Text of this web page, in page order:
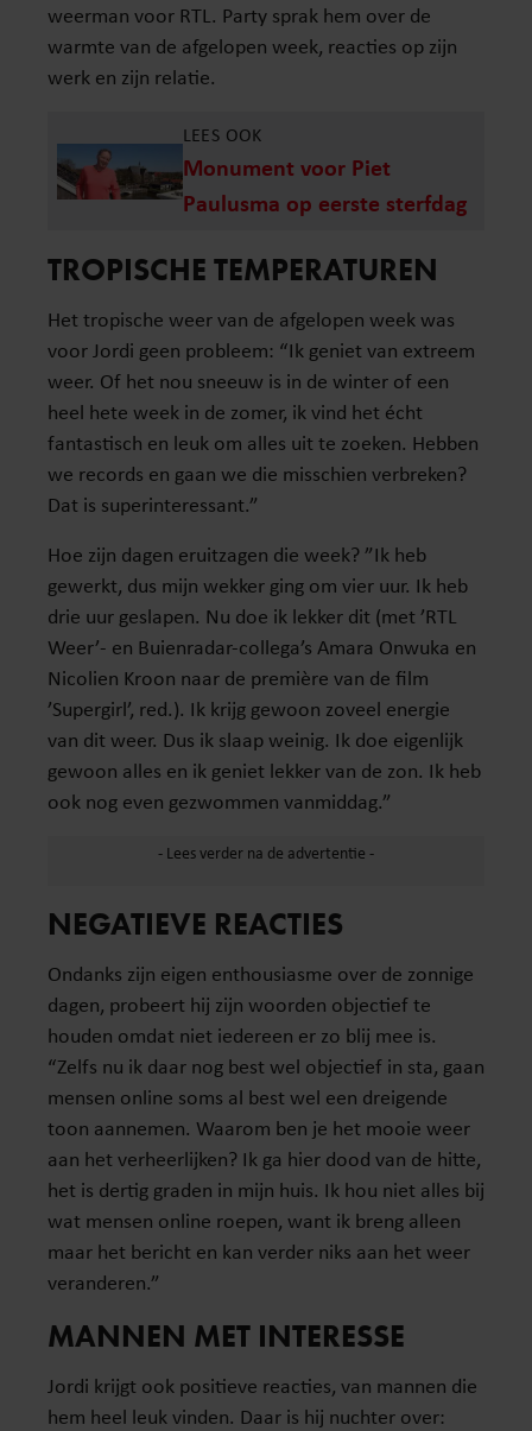
weerman voor RTL. Party sprak hem over de
warmte van de afgelopen week, reacties op zijn
werk en zijn relatie.
LEES OOK
Monument voor Piet
Paulusma op eerste sterfdag
TROPISCHE TEMPERATUREN
Het tropische weer van de afgelopen week was
voor Jordi geen probleem: “Ik geniet van extreem
weer. Of het nou sneeuw is in de winter of een
heel hete week in de zomer, ik vind het écht
fantastisch en leuk om alles uit te zoeken. Hebben
we records en gaan we die misschien verbreken?
Dat is superinteressant.”
Hoe zijn dagen eruitzagen die week? ”Ik heb
gewerkt, dus mijn wekker ging om vier uur. Ik heb
drie uur geslapen. Nu doe ik lekker dit (met ’RTL
Weer’- en Buienradar-collega’s Amara Onwuka en
Nicolien Kroon naar de première van de film
’Supergirl’, red.). Ik krijg gewoon zoveel energie
van dit weer. Dus ik slaap weinig. Ik doe eigenlijk
gewoon alles en ik geniet lekker van de zon. Ik heb
ook nog even gezwommen vanmiddag.”
NEGATIEVE REACTIES
Ondanks zijn eigen enthousiasme over de zonnige
dagen, probeert hij zijn woorden objectief te
houden omdat niet iedereen er zo blij mee is.
“Zelfs nu ik daar nog best wel objectief in sta, gaan
mensen online soms al best wel een dreigende
toon aannemen. Waarom ben je het mooie weer
aan het verheerlijken? Ik ga hier dood van de hitte,
het is dertig graden in mijn huis. Ik hou niet alles bij
wat mensen online roepen, want ik breng alleen
maar het bericht en kan verder niks aan het weer
veranderen.”
MANNEN MET INTERESSE
Jordi krijgt ook positieve reacties, van mannen die
hem heel leuk vinden. Daar is hij nuchter over: